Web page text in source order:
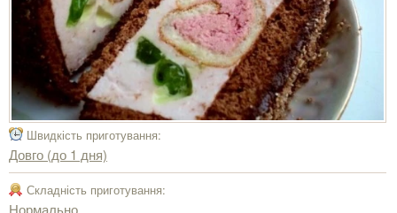
Швидкість приготування:
Довго (до 1 дня)
Складність приготування:
Нормально